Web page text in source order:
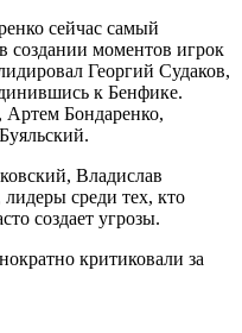
сейчас самый
создании моментов игрок
Георгий Судаков,
к Бенфике.
Бондаренко,
Владислав
среди тех, кто
создает угрозы.
критиковали за